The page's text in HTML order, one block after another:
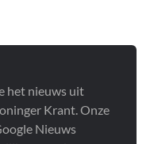
het nieuws uit
Krant. Onze
Nieuws